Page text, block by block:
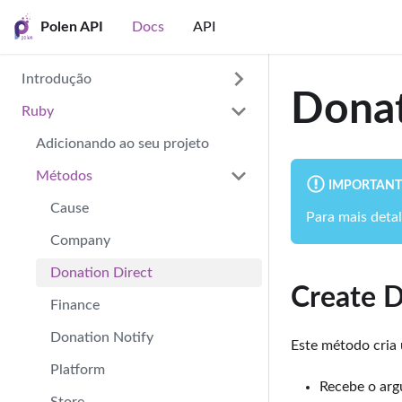
Polen API Docs API
Introdução
Autenticação
Widgets
Suporte
Ruby
Adicionando ao seu projeto
Métodos
Cause
Company
Donation Direct
Finance
Donation Notify
Platform
Para mais
Create
Este método cria
Recebe o